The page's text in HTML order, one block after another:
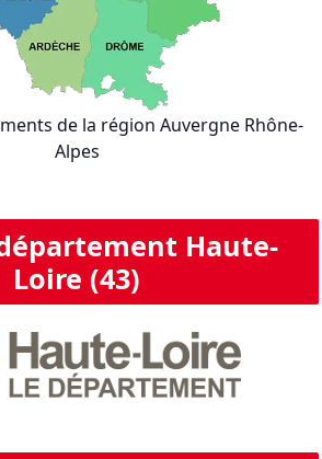
de la région Auvergne Rhône-
Alpes
Haute-
Loire (43)